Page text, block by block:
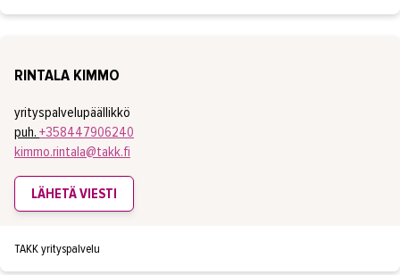
RINTALA KIMMO
yrityspalvelupäällikkö
puh. +358447906240
kimmo.rintala@takk.fi
LÄHETÄ VIESTI
TAKK yrityspalvelu